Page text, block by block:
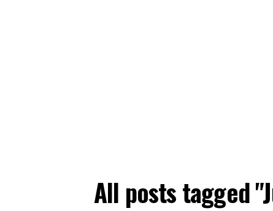
All posts tagged